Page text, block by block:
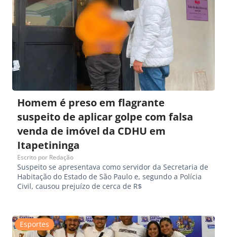
Homem é preso em flagrante
suspeito de aplicar golpe com falsa
venda de imóvel da CDHU em
Itapetininga
Escrito por Redação
Suspeito se apresentava como servidor da Secretaria de
Habitação do Estado de São Paulo e, segundo a Polícia
Civil, causou prejuízo de cerca de R$
Esportes